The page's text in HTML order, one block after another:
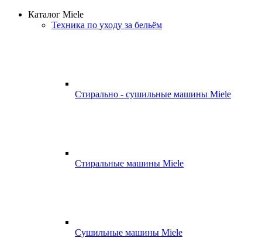
Каталог Miele
Техника по уходу за бельём
Стирально - сушильные машины Miele
Стиральные машины Miele
Сушильные машины Miele